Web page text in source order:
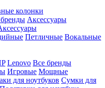
колонки
Аксессуары
Петличные Вокальные
Lenovo Все бренды
Игровые Мощные
для ноутбуков Сумки для